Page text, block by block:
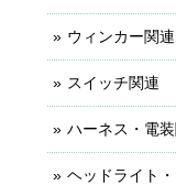
ウィンカー関連
スイッチ関連
ハーネス・電
ヘッドライト